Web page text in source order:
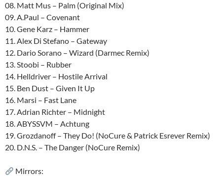
08. Matt Mus – Palm (Original Mix)
09. A.Paul – Covenant
10. Gene Karz – Hammer
11. Alex Di Stefano – Gateway
12. Dario Sorano – Wizard (Darmec Remix)
13. Stoobi – Rubber
14. Helldriver – Hostile Arrival
15. Ben Dust – Given It Up
16. Marsi – Fast Lane
17. Adrian Richter – Midnight
18. ABYSSVM – Achtung
19. Grozdanoff – They Do! (NoCure & Patrick Esrever Remix)
20. D.N.S. – The Danger (NoCure Remix)
Mirrors: